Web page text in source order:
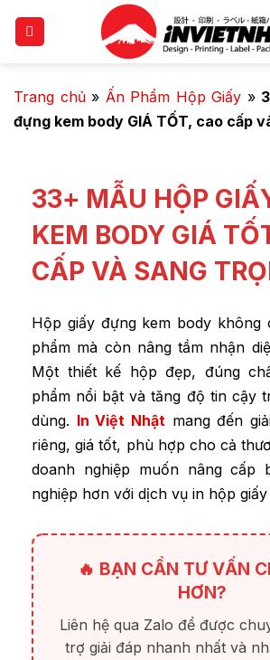
Trang chủ» Ấn Phẩm Hộp Giấy »
đựng kem body GIÁ TỐT, cao cấp
33+ MẪU HỘP
KEM BODY GIÁ
CẤP VÀ SANG
Hộp giấy đựng kem body không
phẩm mà còn nâng tầm nhận
Một thiết kế hộp đẹp, đúng
phẩm nổi bật và tăng độ tin cậy
dùng. In Việt Nhật mang đến
riêng, giá tốt, phù hợp cho cả
doanh nghiệp muốn nâng cấp
nghiệp hơn với dịch vụ in hộp
🔥 BẠN CẦN TƯ VẤN
HƠN?
Liên hệ qua Zalo để được
trợ giải đáp nhanh nhất và